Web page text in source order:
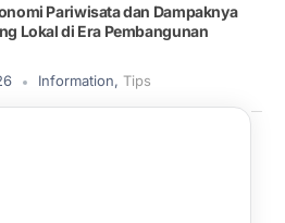
Pariwisata dan Dampaknya
Lokal di Era Pembangunan
Information, Tips